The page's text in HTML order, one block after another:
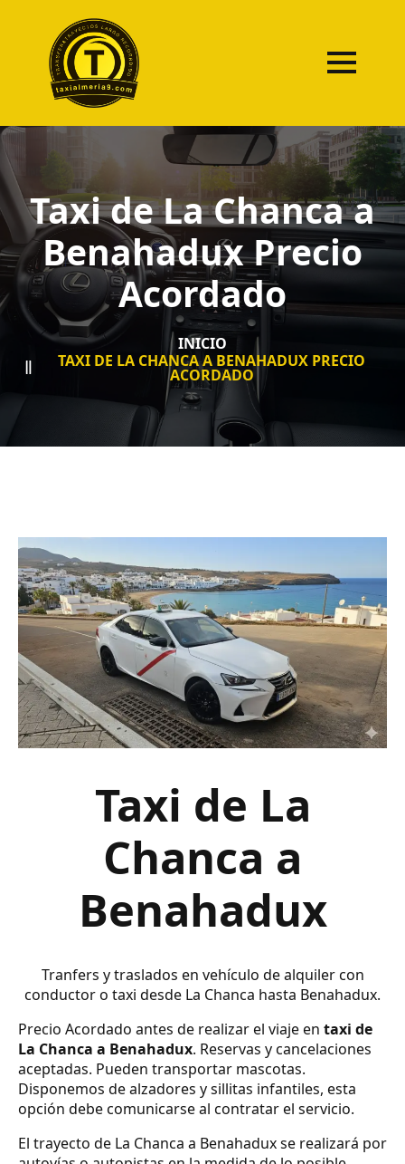
Taxi de La Chanca a
Benahadux Precio
Acordado
INICIO
TAXI DE LA CHANCA A BENAHADUX PRECIO
ACORDADO
Taxi de La
Chanca a
Benahadux
Tranfers y traslados en vehículo de alquiler con
conductor o taxi desde La Chanca hasta Benahadux.
Precio Acordado antes de realizar el viaje en taxi de
La Chanca a Benahadux. Reservas y cancelaciones
aceptadas. Pueden transportar mascotas.
Disponemos de alzadores y sillitas infantiles, esta
opción debe comunicarse al contratar el servicio.
El trayecto de La Chanca a Benahadux se realizará por